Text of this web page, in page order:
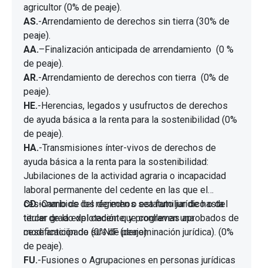
agricultor (0% de peaje).
AS.-Arrendamiento de derechos sin tierra (30% de
peaje).
AA.–Finalización anticipada de arrendamiento (0 %
de peaje).
AR.-Arrendamiento de derechos con tierra (0% de
peaje).
HE.-Herencias, legados y usufructos de derechos
de ayuda básica a la renta para la sostenibilidad (0%
de peaje).
HA.-Transmisiones ínter-vivos de derechos de
ayuda básica a la renta para la sostenibilidad:
Jubilaciones de la actividad agraria o incapacidad
laboral permanente del cedente en las que el
cesionario de los derechos sea familiar de hasta
tercer grado del cedente, y programas aprobados de
cese anticipado (0% de peaje).
CD.-Cambios del régimen o estatuto jurídico o del
titular de la explotación que conlleven una
modificación de su NIF (denominación jurídica). (0%
de peaje).
FU.-Fusiones o Agrupaciones en personas jurídicas